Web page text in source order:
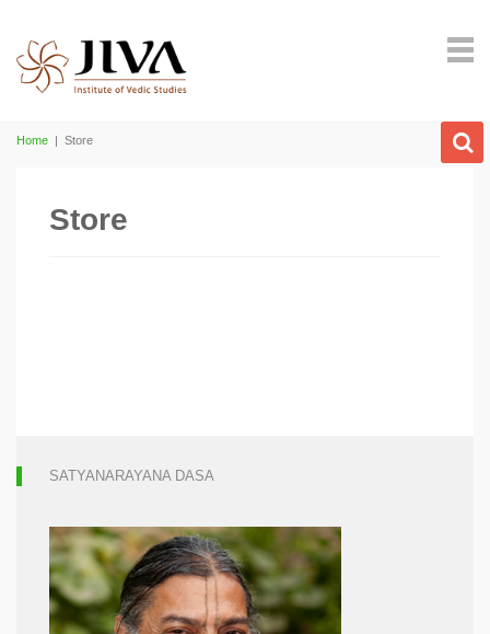
Home | Store
Store
SATYANARAYANA DASA